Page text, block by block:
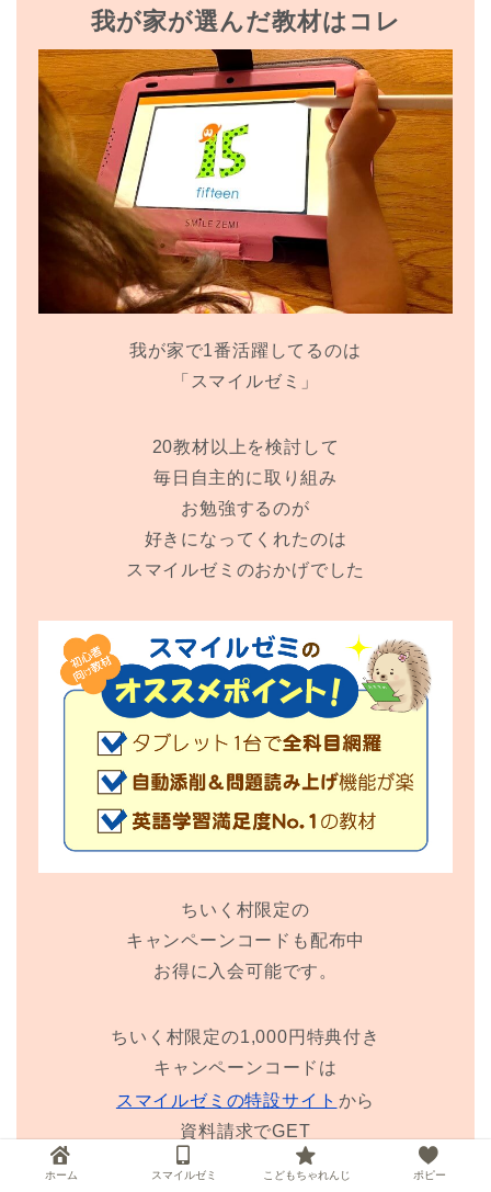
我が家が選んだ教材はコレ
我が家で1番活躍してるのは
「スマイルゼミ」
20教材以上を検討して
毎日自主的に取り組み
お勉強するのが
好きになってくれたのは
スマイルゼミのおかげでした
ちいく村限定の
キャンペーンコードも配布中
お得に入会可能です。
ちいく村限定の1,000円特典付き
キャンペーンコードは
スマイルゼミの特設サイト から
資料請求でGET
ホーム スマイルゼミ こどもちゃれんじ ポピー